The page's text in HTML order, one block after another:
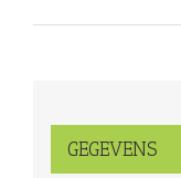
GEGEVENS